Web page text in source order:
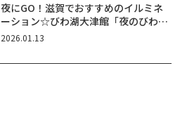
夜にGO！滋賀でおすすめのイルミネ
ーション☆びわ湖大津館「夜のびわ湖
に輝くいきものたち」開催！
2026.01.13